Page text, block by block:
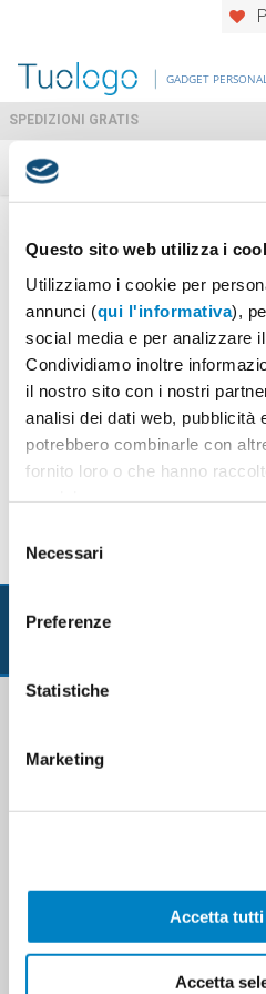
Questo sito web utilizza i
Utilizziamo i cookie per
annunci (qui l'informativa),
social media e per analizzare
Condividiamo inoltre
il nostro sito con i nostri
analisi dei dati web, pubblicità
potrebbero combinarle con
fornito loro o che hanno
del
consenso
Necessari
Preferenze
Statistiche
Marketing
Accetta
Accetta
main
GADGET
SPEDIZIONI GRATIS
Home Prodotto
Color ARGENTO
I nostri uffici sono aperti
Whatsapp: 333/4490469
info@tuologo.com
TUOLOGO S.R.L.